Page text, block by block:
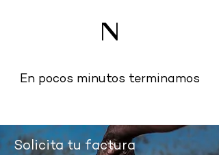
n
En pocos minutos terminamos
Solicita tu factura